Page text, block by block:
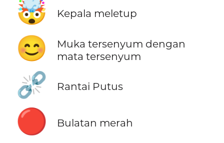
🤯 Kepala meletup
😊
Muka tersenyum dengan
mata tersenyum
⛓️‍💥 Rantai Putus
🔴 Bulatan merah